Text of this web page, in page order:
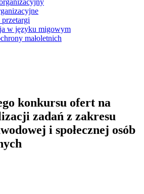
przetargi
w języku migowym
małoletnich
konkursu ofert na
zadań z zakresu
i społecznej osób